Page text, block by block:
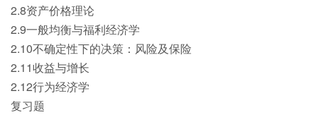
2.8资产价格理论
2.9一般均衡与福利经济学
2.10不确定性下的决策：风险及保险
2.11收益与增长
2.12行为经济学
复习题